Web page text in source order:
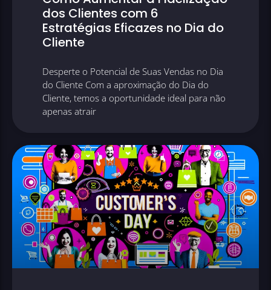
dos Clientes com 6
Estratégias Eficazes no Dia do
Cliente
Desperte o Potencial de Suas Vendas no Dia
do Cliente Com a aproximação do Dia do
Cliente, temos a oportunidade ideal para não
apenas atrair